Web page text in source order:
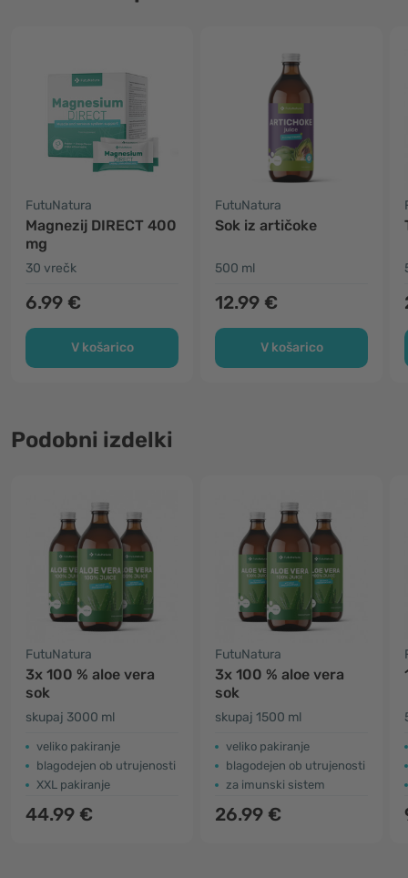
FutuNatura
Magnezij DIRECT 400
mg
30 vrečk
6.99 €
V košarico
FutuNatura
Sok iz artičoke
500 ml
12.99 €
V košarico
Podobni izdelki
FutuNatura
3x 100 % aloe vera
sok
skupaj 3000 ml
veliko pakiranje
blagodejen ob utrujenosti
XXL pakiranje
44.99 €
FutuNatura
3x 100 % aloe vera
sok
skupaj 1500 ml
veliko pakiranje
blagodejen ob utrujenosti
za imunski sistem
26.99 €